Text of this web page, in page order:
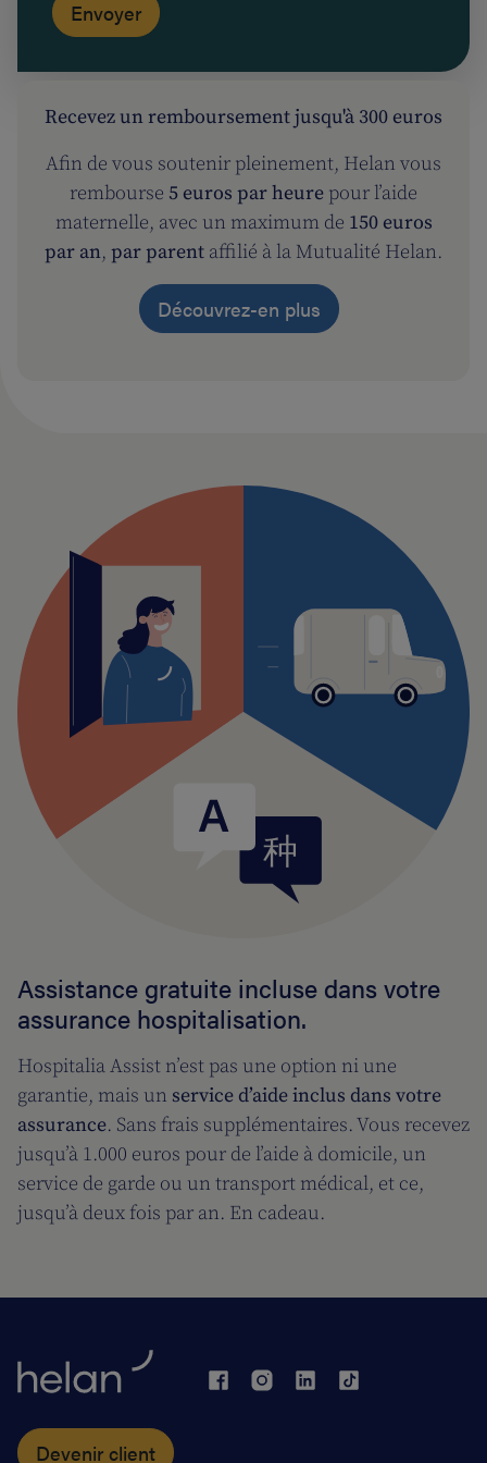
Recevez un remboursement jusqu'à 300 euros
Afin de vous soutenir pleinement, Helan vous
rembourse 5 euros par heure pour l’aide
maternelle, avec un maximum de 150 euros
par an, par parent affilié à la Mutualité Helan.
Découvrez-en plus
Assistance gratuite incluse dans votre
assurance hospitalisation.
Hospitalia Assist n’est pas une option ni une
garantie, mais un service d’aideinclus dans votre
assurance. Sans frais supplémentaires. Vous recevez
jusqu’à 1.000 euros pour de l’aide à domicile, un
service de garde ou un transport médical, et ce,
jusqu’à deux fois par an. En cadeau.
Devenir client